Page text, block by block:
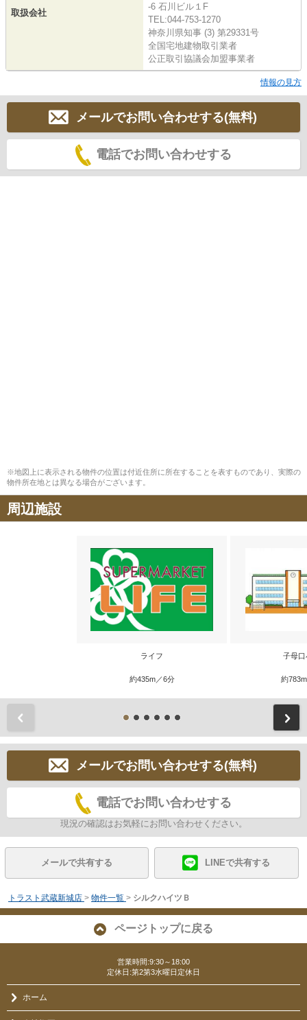
取扱会社
-6 石川ビル１F
TEL:044-753-1270
神奈川県知事 (3) 第29331号
全国宅地建物取引業者
公正取引協議会加盟事業者
情報の見方
メールでお問い合わせする(無料)
電話でお問い合わせする
※地図上に表示される物件の位置は付近住所に所在することを表すものであり、実際の
物件所在地とは異なる場合がございます。
周辺施設
ライフ
約435m／6分
子母口
約
メールでお問い合わせする(無料)
電話でお問い合わせする
現況の確認はお気軽にお問い合わせください。
メールで共有する LINEで共有する
トラスト武蔵新城店 > 物件一覧 > シルクハイツＢ
ページトップに戻る
営業時間:9:30～18:00
定休日:第2第3水曜日定休日
ホーム